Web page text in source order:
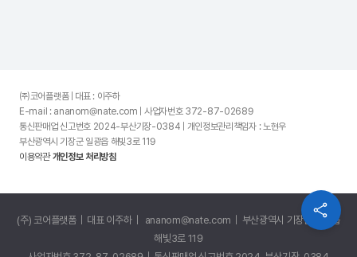
㈜코어플랫폼 | 대표 : 이주하
E-mail : ananom@nate.com | 사업자번호 372-87-02689
통신판매업 신고번호 2024-부산기장-0384 | 개인정보관리책임자 : 노현우
부산광역시 기장군 일광읍 해빛3로 119
이용약관 개인정보 처리방침
(주) 코어플랫폼 | 대표 이주하 | ananom@nate.com | 부산광역시 기장군 일광읍
해빛3로 119